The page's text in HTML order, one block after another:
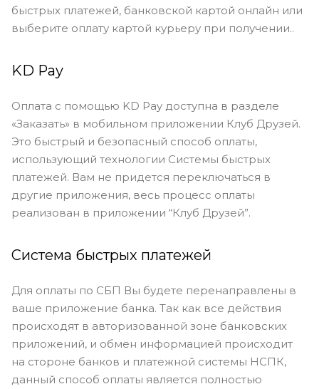
быстрых платежей, банковской картой онлайн или
выберите оплату картой курьеру при получении..
KD Pay
Оплата с помощью KD Pay доступна в разделе
«Заказать» в мобильном приложении Клуб Друзей.
Это быстрый и безопасный способ оплаты,
использующий технологии Системы быстрых
платежей. Вам не придется переключаться в
другие приложения, весь процесс оплаты
реализован в приложении “Клуб Друзей”.
Система быстрых платежей
Для оплаты по СБП Вы будете перенаправлены в
ваше приложение банка. Так как все действия
происходят в авторизованной зоне банковских
приложений, и обмен информацией происходит
на стороне банков и платежной системы НСПК,
данный способ оплаты является полностью